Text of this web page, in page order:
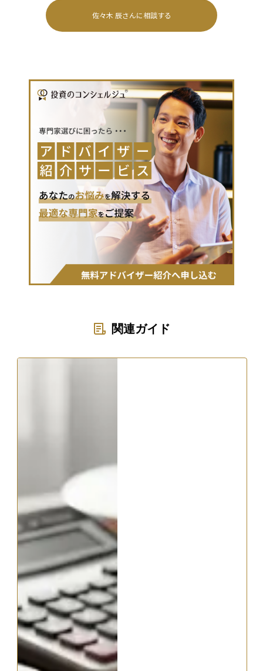
佐々木 辰さんに相談する
関連ガイド